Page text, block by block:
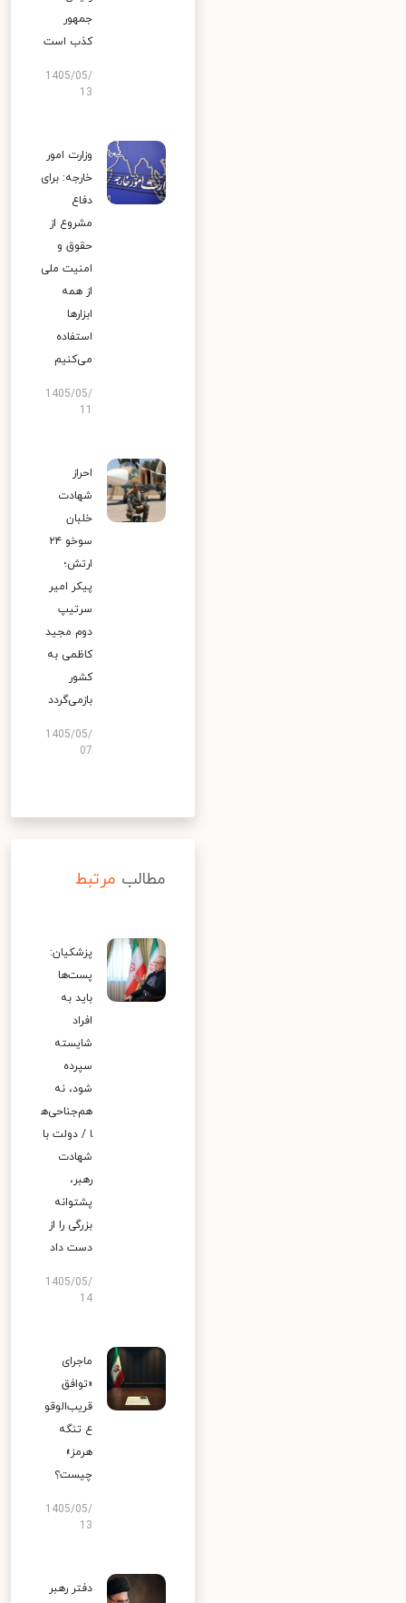
جمهور
کذب است
1405/05/
13
وزارت امور
خارجه: برای
دفاع
مشروع از
حقوق و
امنیت ملی
از همه
ابزارها
استفاده
می‌کنیم
1405/05/
احراز
شهادت
خلبان
سوخو ۲۴
ارتش؛
پیکر امیر
سرتیپ
دوم مجید
کاظمی به
کشور
بازمی‌گردد
1405/05/
07
مطالب مرتبط
پزشکیان:
پست‌ها
باید به
افراد
شایسته
سپرده
شود، نه
هم‌جناحی‌ه
ا / دولت با
شهادت
رهبر،
پشتوانه
بزرگی را از
دست داد
1405/05/
14
ماجرای
«توافق
قریب‌الوقو
ع تنگه
هرمز»
چیست؟
1405/05/
13
دفتر رهبر